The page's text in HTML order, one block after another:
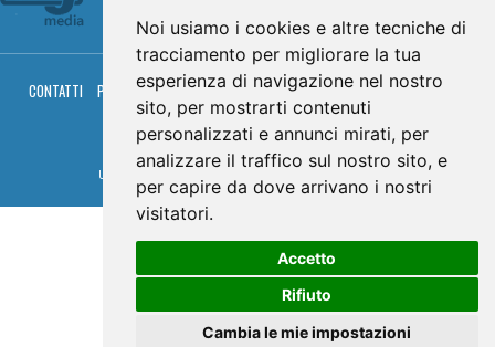
Noi usiamo i cookies e altre tecniche di
tracciamento per migliorare la tua
esperienza di navigazione nel nostro
sito, per mostrarti contenuti
personalizzati e annunci mirati, per
analizzare il traffico sul nostro sito, e
per capire da dove arrivano i nostri
visitatori.
Accetto
Rifiuto
Cambia le mie impostazioni
CONTATTI PRIVACY COOKIES PALINSESTO DIRETTA TV
DIRETTA RADIO
RGM HITRADIO
© TRG Media 2005-2026
Umbria Televisioni s.r.l. - P.I.00496230541 -